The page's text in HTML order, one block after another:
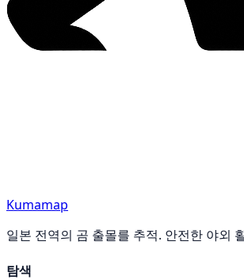
Kumamap
일본 전역의 곰 출몰를 추적. 안전한 야외
탐색